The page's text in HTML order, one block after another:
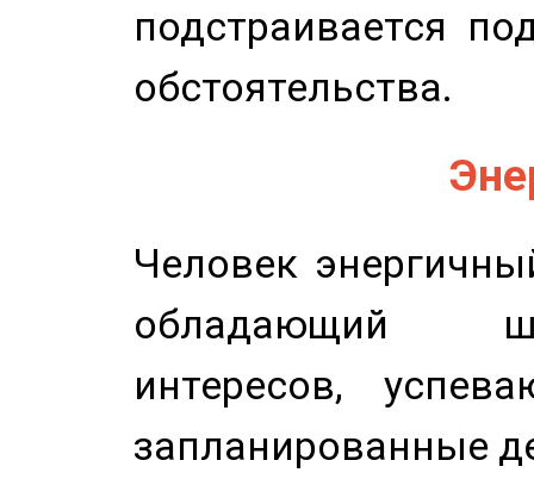
подстраивается
обстоятельства.
Человек
обладающий
интересов,
запланированные